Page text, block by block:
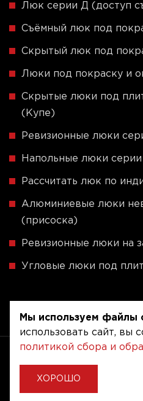
Люк серии Д (доступ
Съёмный люк под
Скрытый люк под
Люки под покраску и
Скрытые люки под
(Купе)
Ревизионные люки
Напольные люки
Рассчитать люк по
Алюминиевые люки
(присоска)
Ревизионные люки на
Угловые люки под
Copyright © 2020 - 2026.
сантехнические люки.
Разработка и продвижение -
Мы используем файлы
использовать сайт, вы
политикой сбора и
ХОРОШО